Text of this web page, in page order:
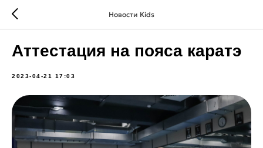
Новости Kids
Аттестация на пояса каратэ
2023-04-21 17:03